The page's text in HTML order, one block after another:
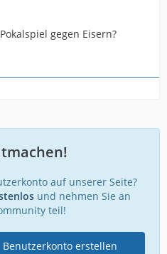
gegen Eisern?
auf unserer Seite?
und nehmen Sie an
teil!
Benutzerkonto erstellen